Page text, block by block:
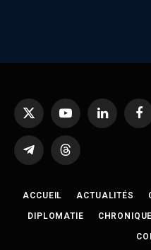
X
YouTubeLinkedIn
TelegramThreads
ACCUEIL ACTUALITÉS
DIPLOMATIE